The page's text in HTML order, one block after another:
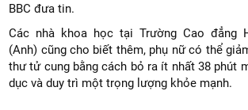
BBC đưa tin.
Các nhà khoa học tại Trường Cao đẳng
(Anh) cũng cho biết thêm, phụ nữ có thể
thư tử cung bằng cách bỏ ra ít nhất 38 phút
dục và duy trì một trọng lượng khỏe mạnh.